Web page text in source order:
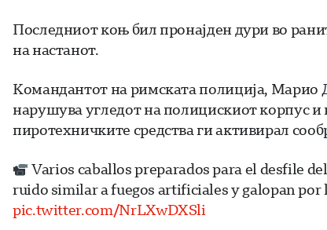
Последниот коњ бил пронајден дури во
на настанот.
Командантот на римската полиција, Марио
нарушува угледот на полицискиот корпус
пиротехничките средства ги активирал
Varios caballos preparados para el desfile
ruido similar a fuegos artificiales y galopan por
pic.twitter.com/NrLXwDXSli